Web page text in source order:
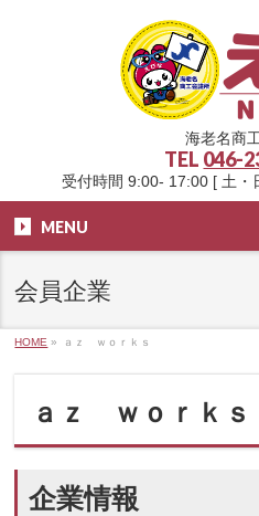
海老名商
TEL 046-
受付時間 9:00- 17:00 [ 土・
MENU
会員企業
HOME » ａｚ ｗｏｒｋｓ
ａｚ ｗｏｒｋｓ
企業情報